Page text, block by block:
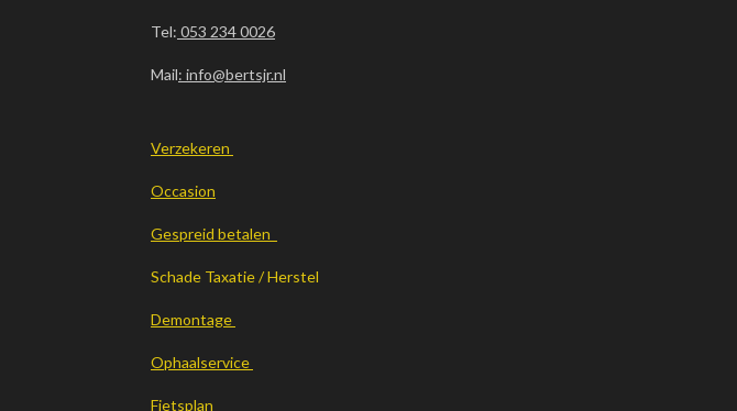
Tel: 053 234 0026
Mail: info@bertsjr.nl
Verzekeren
Occasion
Gespreid betalen
Schade Taxatie / Herstel
Demontage
Ophaalservice
Fietsplan